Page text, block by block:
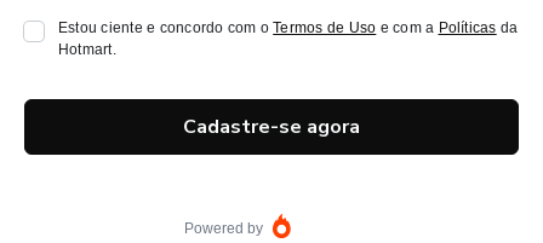
Estou ciente e concordo com oTermos de Uso e com a Políticas da
Hotmart.
Cadastre-se agora
Powered by